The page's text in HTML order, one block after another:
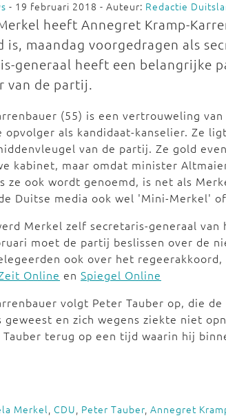
- 19 februari 2018 - Auteur: Redactie
heeft Annegret Kramp-
is, maandag voorgedragen als
generaal heeft een belangrijke
van de partij.
(55) is een vertrouweling
opvolger als kandidaat-kanselier. Ze
van de partij. Ze gold
kabinet, maar omdat minister
ze ook wordt genoemd, is net als
Duitse media ook wel 'Mini-Merkel'
Merkel zelf secretaris-generaal
moet de partij beslissen over de
ook over het regeerakkoord,
Online en Spiegel Online
volgt Peter Tauber op, die
geweest en zich wegens ziekte niet
terug op een tijd waarin hij
Merkel, CDU, Peter Tauber, Annegret